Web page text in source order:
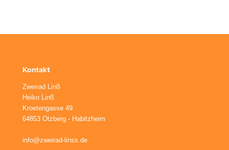
Kontakt
Zweirad Linß
Heiko Linß
Kroetengasse 49
64853 Otzberg - Habitzheim
info@zweirad-linss.de